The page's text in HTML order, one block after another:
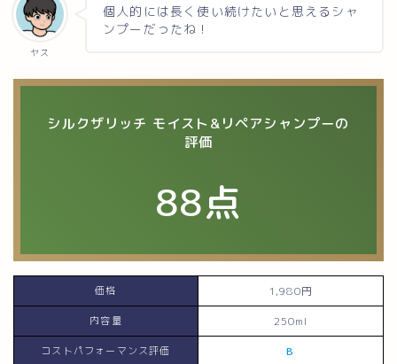
ヤス
個人的には長く使い続けたいと思えるシャ
ンプーだったね！
シルクザリッチ モイスト&リペアシャンプーの
評価
88点
価格 1,980円
内容量 250ml
コストパフォーマンス評価 B